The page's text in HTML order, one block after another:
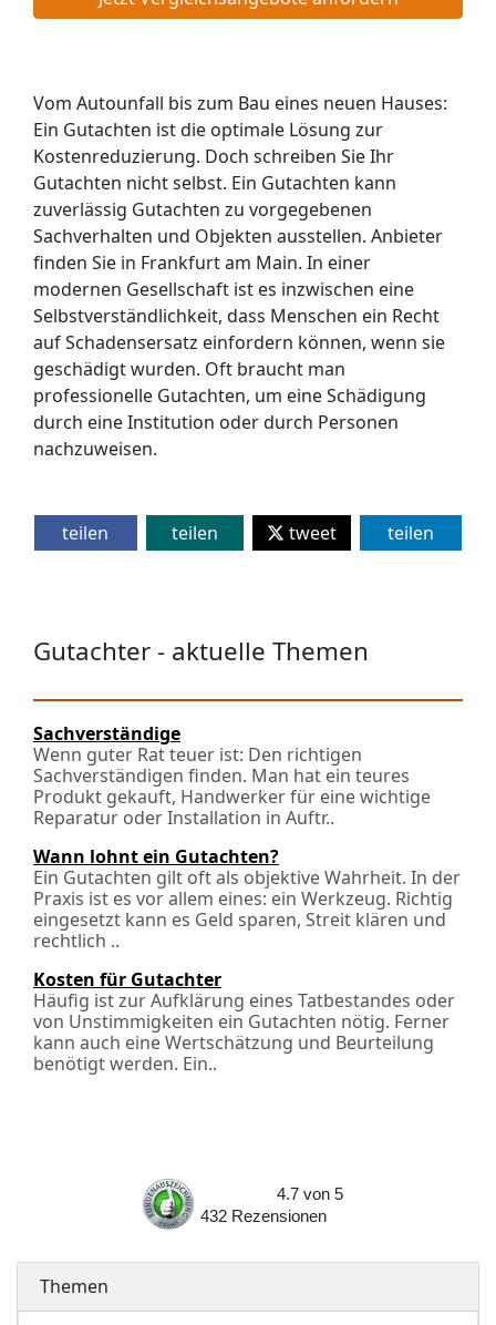
Vom Autounfall bis zum Bau eines neuen Hauses:
Ein Gutachten ist die optimale Lösung zur
Kostenreduzierung. Doch schreiben Sie Ihr
Gutachten nicht selbst. Ein Gutachten kann
zuverlässig Gutachten zu vorgegebenen
Sachverhalten und Objekten ausstellen. Anbieter
finden Sie in Frankfurt am Main. In einer
modernen Gesellschaft ist es inzwischen eine
Selbstverständlichkeit, dass Menschen ein Recht
auf Schadensersatz einfordern können, wenn sie
geschädigt wurden. Oft braucht man
professionelle Gutachten, um eine Schädigung
durch eine Institution oder durch Personen
nachzuweisen.
teilen teilen tweet teilen
Gutachter - aktuelle Themen
Sachverständige
Wenn guter Rat teuer ist: Den richtigen
Sachverständigen finden. Man hat ein teures
Produkt gekauft, Handwerker für eine wichtige
Reparatur oder Installation in Auftr..
Wann lohnt ein Gutachten?
Ein Gutachten gilt oft als objektive Wahrheit. In der
Praxis ist es vor allem eines: ein Werkzeug. Richtig
eingesetzt kann es Geld sparen, Streit klären und
rechtlich ..
Kosten für Gutachter
Häufig ist zur Aufklärung eines Tatbestandes oder
von Unstimmigkeiten ein Gutachten nötig. Ferner
kann auch eine Wertschätzung und Beurteilung
benötigt werden. Ein..
4.7 von 5
432
Rezensionen
Themen